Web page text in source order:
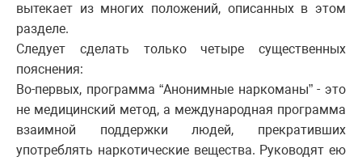
вытекает из многих положений, описанных в этом
разделе.
Следует сделать только четыре существенных
пояснения:
Во-первых, программа “Анонимные наркоманы” - это
не медицинский метод, а международная программа
взаимной поддержки людей, прекративших
употреблять наркотические вещества. Руководят ею